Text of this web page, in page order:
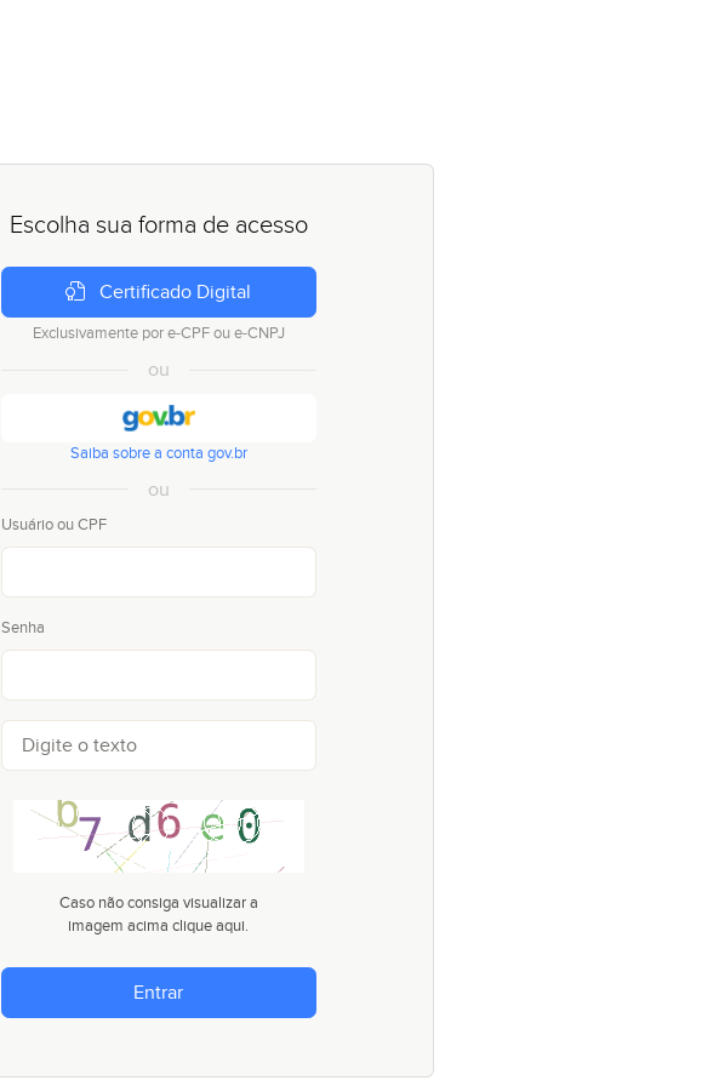
Escolha sua forma de acesso
Certificado Digital
Exclusivamente por e-CPF ou e-CNPJ
ou
Saiba sobre a conta gov.br
ou
Usuário ou CPF
Senha
Caso não consiga visualizar a
imagem acimaclique aqui.
Entrar